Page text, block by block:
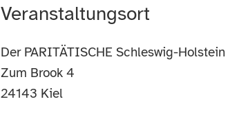
Veranstaltungsort
Der PARITÄTISCHE Schleswig-Holstein
Zum Brook 4
24143 Kiel